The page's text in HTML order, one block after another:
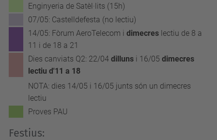
Enginyeria de Satèl·lits (15h)
07/05: Castelldefesta (no lectiu)
14/05: Fòrum AeroTelecom i dimecres lectiu de 8 a
11 i de 18 a 21
Dies canviats Q2: 22/04 dilluns i 16/05 dimecres
lectiu d'11 a 18
NOTA: dies 14/05 i 16/05 junts són un dimecres
lectiu
Proves PAU
Festius: